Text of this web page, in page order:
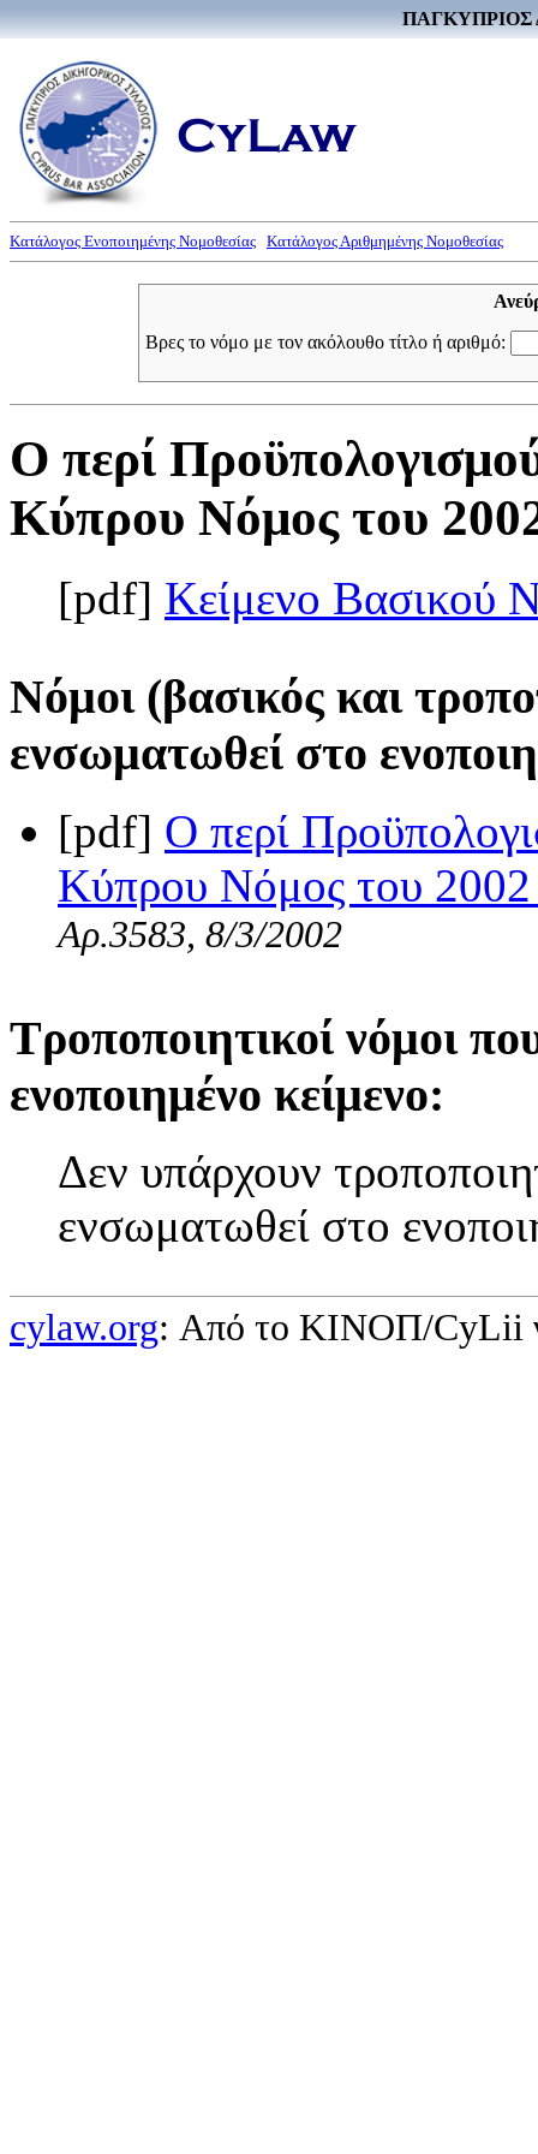
ΠΑΓΚΥΠΡΙΟΣ
Κατάλογος Ενοποιημένης Νομοθεσίας Κατάλογος Αριθμημένης Νομοθεσίας
Βρες το νόμο με τον ακόλουθο τίτλο ή αριθμό:
Ο περί
Κύπρου Νόμος του
[pdf] Κείμενο Βασικού
Νόμοι (βασικός και
ενσωματωθεί στο
[pdf] Ο περί
Κύπρου Νόμος του
Αρ.3583, 8/3/2002
Τροποποιητικοί νόμοι
ενοποιημένο κείμενο:
Δεν υπάρχουν
ενσωματωθεί στο
cylaw.org: Από το ΚΙΝOΠ/CyLii